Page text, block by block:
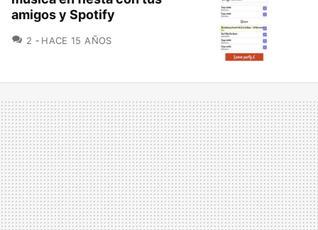
amigos y Spotify
2 COMENTARIOS
HACE 15 AÑOS